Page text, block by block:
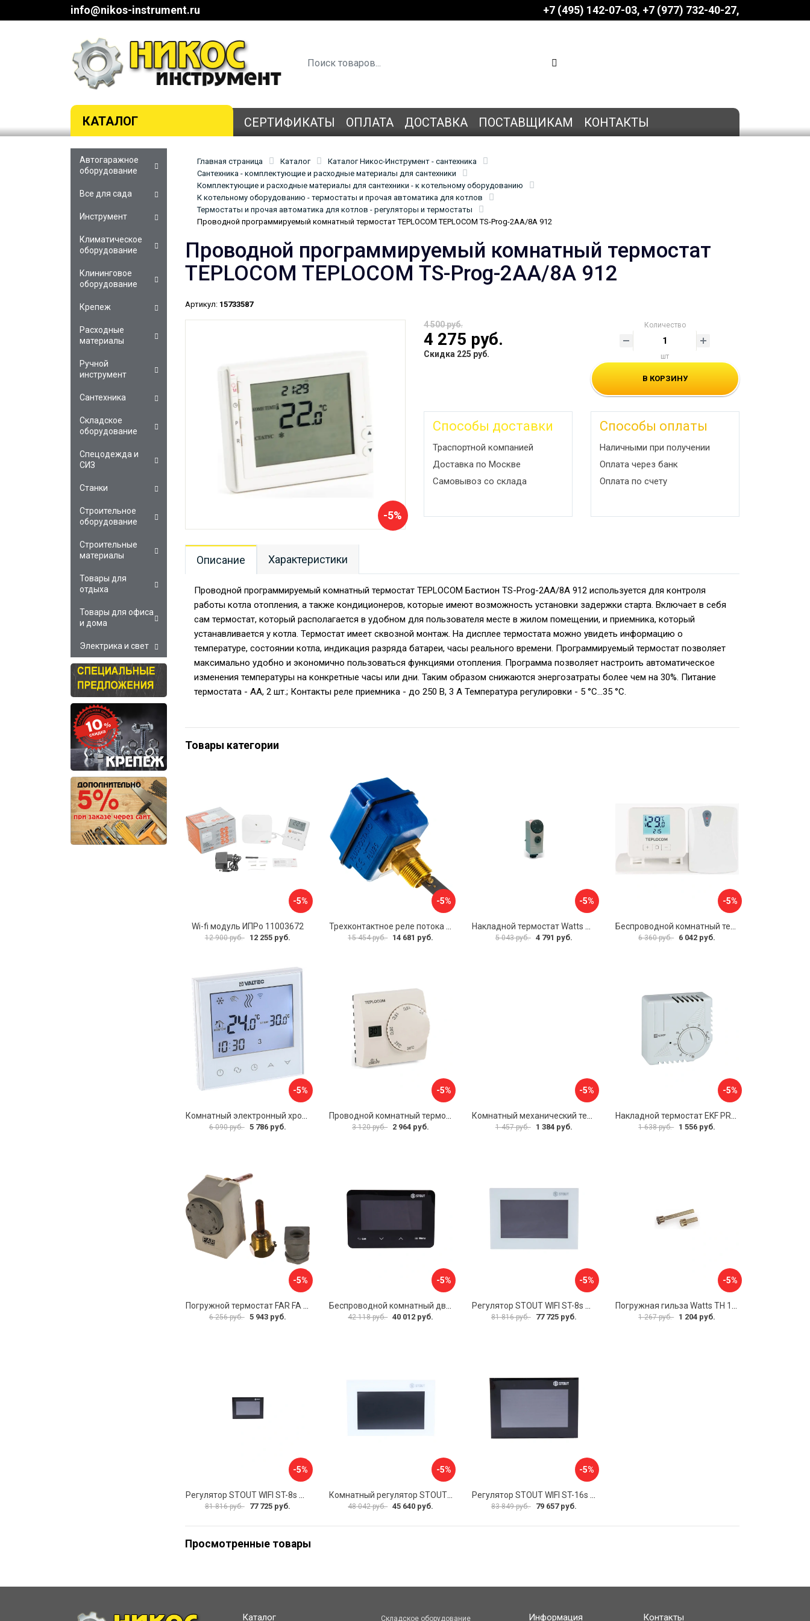
info@nikos-instrument.ru +7 (495) 142-07-03 ‎‎+7 (977) 732-40-27
КАТАЛОГ СЕРТИФИКАТЫ ОПЛАТА ДОСТАВКА ПОСТАВЩИКАМ КОНТАКТЫ
Главная страница Каталог
Каталог Никос-Инструмент - сантехника
Сантехника - комплектующие и расходные материалы для сантехники
Комплектующие и расходные материалы для сантехники - к котельному оборудованию
К котельному оборудованию - термостаты и прочая автоматика для котлов
Термостаты и прочая автоматика для котлов - регуляторы и термостаты
Проводной программируемый комнатный термостат TEPLOCOM TEPLOCOM TS-Prog-2AA/8A 912
Проводной программируемый комнатный термостат
TEPLOCOM TEPLOCOM TS-Prog-2AA/8A 912
Артикул: 15733587
-5%
4 500 руб.
4 275 руб.
Скидка 225 руб.
Количество
шт
В КОРЗИНУ
Способы доставки
Траспортной компанией
Доставка по Москве
Самовывоз со склада
Способы оплаты
Наличными при получении
Оплата через банк
Оплата по счету
Описание Характеристики
Проводной программируемый комнатный термостат TEPLOCOM Бастион TS-Prog-2AA/8A 912 используется для контроля
работы котла отопления, а также кондиционеров, которые имеют возможность установки задержки старта. Включает в себя
сам термостат, который располагается в удобном для пользователя месте в жилом помещении, и приемника, который
устанавливается у котла. Термостат имеет сквозной монтаж. На дисплее термостата можно увидеть информацию о
температуре, состоянии котла, индикация разряда батареи, часы реального времени. Программируемый термостат позволяет
максимально удобно и экономично пользоваться функциями отопления. Программа позволяет настроить автоматическое
изменения температуры на конкретные часы или дни. Таким образом снижаются энергозатраты более чем на 30%. Питание
термостата - АА, 2 шт.; Контакты реле приемника - до 250 В, 3 А Температура регулировки - 5 °С…35 °С.
Товары категории
-5%
Wi-fi модуль ИПРо 11003672
12 900 руб. 12 255 руб.
-5%
15 454 руб. 14 681 руб.
-5%
5 043 руб. 4 791 руб.
-5%
6 360 руб. 6 042 руб.
-5%
Комнатный электронный хронотермостат Valtec VT.AC712.0.0
6 090 руб. 5 786 руб.
-5%
Проводной комнатный термостат Бастион TEPLOCOM TS-2AA/8A 911
3 120 руб. 2 964 руб.
-5%
Комнатный механический термостат Uni-Fitt TA5 330I2000
1 457 руб. 1 384 руб.
-5%
Накладной термостат EKF PROxima thermo-no-nc-wall
1 638 руб. 1 556 руб.
-5%
6 256 руб. 5 943 руб.
-5%
42 118 руб. 40 012 руб.
-5%
81 816 руб. 77 725 руб.
-5%
1 267 руб. 1 204 руб.
-5%
81 816 руб. 77 725 руб.
-5%
Комнатный регулятор STOUT ST-281 STE-0101-100281 RG008V0JPMBTB6
48 042 руб. 45 640 руб.
-5%
83 849 руб. 79 657 руб.
Просмотренные товары
Автогаражное
оборудование
Все для сада
Инструмент
Климатическое
оборудование
Клининговое
оборудование
Крепеж
Расходные
материалы
Ручной
инструмент
Сантехника
Складское
оборудование
Спецодежда и
СИЗ
Станки
Строительное
оборудование
Строительные
материалы
Товары для
отдыха
Товары для офиса
и дома
Электрика и свет
Каталог Складское оборудование Информация Контакты